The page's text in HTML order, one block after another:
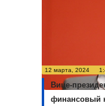
12 марта, 2024
Вице-
финансовый